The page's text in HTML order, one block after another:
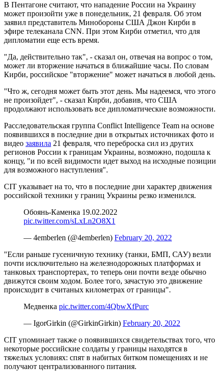
В Пентагоне считают, что нападение России на Украину
может произойти уже в понедельник, 21 февраля. Об этом
заявил представитель Минобороны США Джон Кирби в
эфире телеканала CNN. При этом Кирби отметил, что для
дипломатии еще есть время.
"Да, действительно так", - сказал он, отвечая на вопрос о том,
может ли вторжение начаться в ближайшие часы. По словам
Кирби, российское "вторжение" может начаться в любой день.
"Что ж, сегодня может быть этот день. Мы надеемся, что этого
не произойдет", - сказал Кирби, добавив, что США
продолжают использовать все дипломатические возможности.
Расследовательская группа Conflict Intelligence Team на основе
появившихся в последние дни в открытых источниках фото и
видео заявила 21 февраля, что переброска сил из других
регионов России к границам Украины, возможно, подошла к
концу, "и по всей видимости идет выход на исходные позиции
для возможного наступления".
CIT указывает на то, что в последние дни характер движения
российской техники у границ Украины резко изменился.
Обоянь-Каменка 19.02.2022
pic.twitter.com/sLxLn2O8X1
— 4emberlen (@4emberlen) February 20, 2022
"Если раньше гусеничную технику (танки, БМП, САУ) везли
почти исключительно на железнодорожных платформах и
танковых транспортерах, то теперь они почти везде обычно
движутся своим ходом. Более того, зачастую это движение
происходит в считаных километрах от границы".
Медвенка pic.twitter.com/4QbwXfPurc
— IgorGirkin (@GirkinGirkin) February 20, 2022
CIT упоминает также о появившихся свидетельствах того, что
некоторые российские солдаты у границы находятся в
тяжелых условиях: спят в набитых битком помещениях и не
получают централизованного питания.